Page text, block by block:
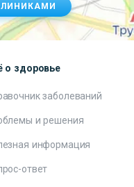
о здоровье
заболеваний
и решения
информация
ответ